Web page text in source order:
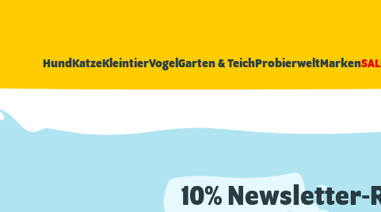
HundKatzeKleintierVogel Garten & TeichProbierweltMarken
10% Newsletter-